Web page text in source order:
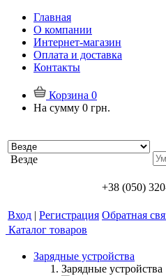
Главная
О компании
Интернет-магазин
Оплата и доставка
Контакты
Корзина 0
На сумму 0 грн.
Везде
+38 (050)
Вход | Регистрация Обратная
Каталог товаров
Зарядные устройства
Зарядные устройства